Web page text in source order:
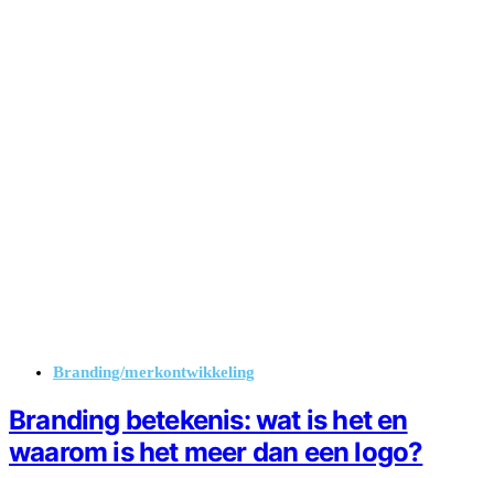
Branding/merkontwikkeling
Branding betekenis: wat is het en
waarom is het meer dan een logo?